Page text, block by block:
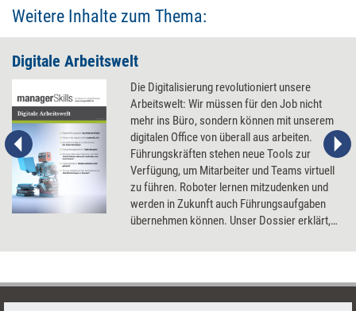
Weitere Inhalte zum Thema:
Digitale Arbeitswelt
Die Digitalisierung revolutioniert unsere
Arbeitswelt: Wir müssen für den Job nicht
mehr ins Büro, sondern können mit unserem
digitalen Office von überall aus arbeiten.
Führungskräften stehen neue Tools zur
Verfügung, um Mitarbeiter und Teams virtuell
zu führen. Roboter lernen mitzudenken und
werden in Zukunft auch Führungsaufgaben
übernehmen können. Unser Dossier erklärt,
Arbeitswelt wissen und lernen müssen.